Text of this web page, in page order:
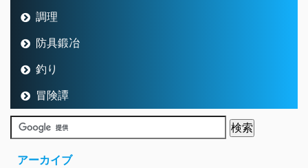
調理
防具鍛冶
釣り
冒険譚
アーカイブ